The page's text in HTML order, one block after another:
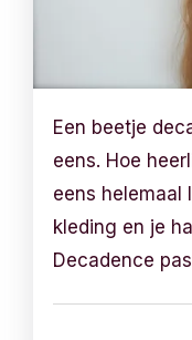
Een beetje
eens. Hoe
eens helemaal
kleding en je
Decadence